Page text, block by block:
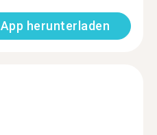
App herunterladen